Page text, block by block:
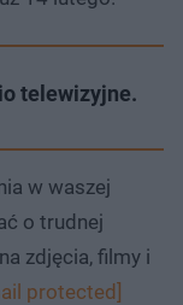
telewizyjne.
w waszej
o trudnej
zdjęcia, filmy i
protected]